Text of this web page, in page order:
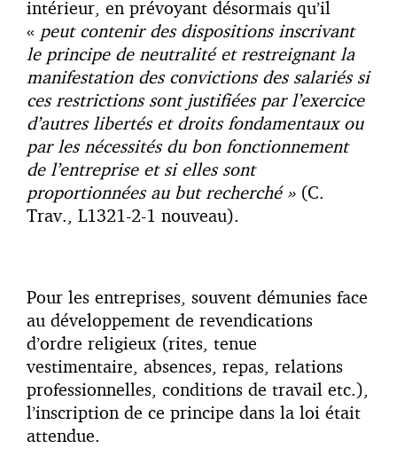
intérieur, en prévoyant désormais qu’il
« peut contenir des dispositions inscrivant
le principe de neutralité et restreignant la
manifestation des convictions des salariés si
ces restrictions sont justifiées par l’exercice
d’autres libertés et droits fondamentaux ou
par les nécessités du bon fonctionnement
de l’entreprise et si elles sont
proportionnées au but recherché » (C.
Trav., L1321-2-1 nouveau).
Pour les entreprises, souvent démunies face
au développement de revendications
d’ordre religieux (rites, tenue
vestimentaire, absences, repas, relations
professionnelles, conditions de travail etc.),
l’inscription de ce principe dans la loi était
attendue.